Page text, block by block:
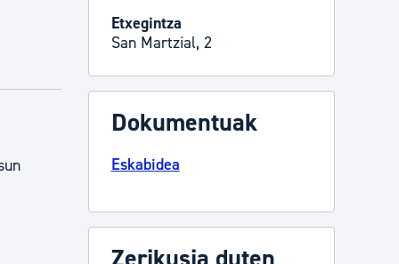
Izapideen katalogoa
Tramitaziorako laguntza
Etxegintza
San Martzial, 2
Dokumentuak
Eskabidea